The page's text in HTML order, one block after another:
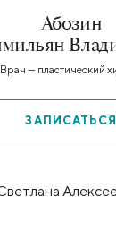
Абозин
Врач — пластический
ЗАПИСАТЬСЯ